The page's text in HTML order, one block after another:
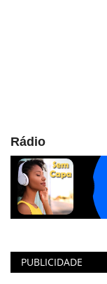
Rádio
PUBLICIDADE